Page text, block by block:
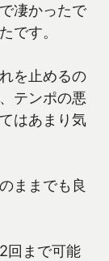
凄かったで
です。
を止めるの
テンポの悪
はあまり気
ままでも良
回まで可能